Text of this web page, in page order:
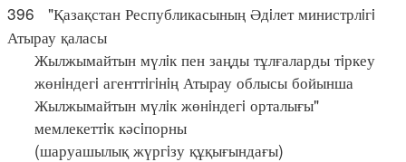
396 "Қазақстан Республикасының Әдiлет министрлiгi
Атырау қаласы
Жылжымайтын мүлiк пен заңды тұлғаларды тiркеу
жөнiндегi агенттiгiнiң Атырау облысы бойынша
Жылжымайтын мүлiк жөнiндегi орталығы"
мемлекеттiк кәсiпорны
(шаруашылық жүргiзу құқығындағы)